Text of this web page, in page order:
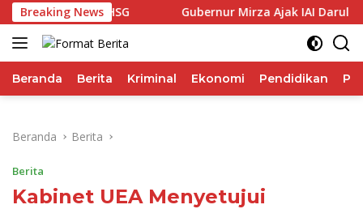
Langsung
ke
konten
Breaking News
Performa IHSG Gubernur Mirza Ajak IAI Darul
Beranda Berita Kriminal Ekonomi Pendidikan
Beranda Berita
Berita
Kabinet UEA Menyetujui